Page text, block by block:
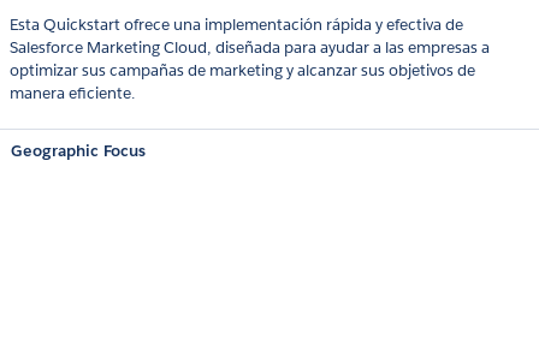
Esta Quickstart ofrece una implementación rápida y efectiva de
Salesforce Marketing Cloud, diseñada para ayudar a las empresas a
optimizar sus campañas de marketing y alcanzar sus objetivos de
manera eficiente.
Geographic Focus